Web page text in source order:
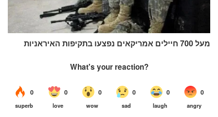
מעל 700 חיילים אמריקאים נפצעו בתקיפות האיראניות